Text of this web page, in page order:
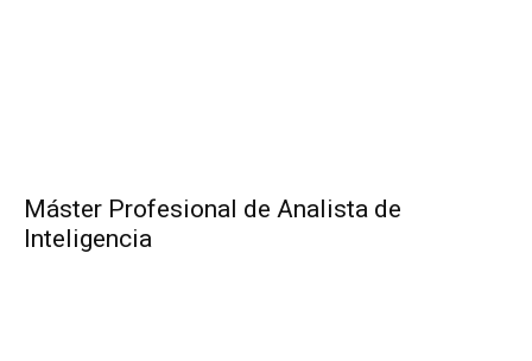
Máster Profesional de Analista de
Inteligencia